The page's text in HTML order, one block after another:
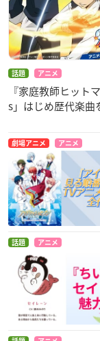
話題 アニメ
『家庭教師ヒット
s」はじめ歴代楽曲
劇場アニメ アニメ
話題 アニメ